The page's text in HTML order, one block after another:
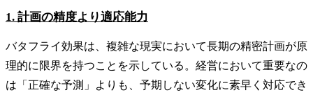
1. 計画の精度より適応能力
バタフライ効果は、複雑な現実において長期の精密計画が原
理的に限界を持つことを示している。経営において重要なの
は「正確な予測」よりも、予期しない変化に素早く対応でき